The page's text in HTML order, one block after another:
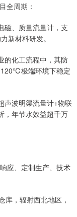
全周期：
磁、质量流量计，支
新材料研发。
的化工流程中，其防
极端环境下稳定
声波明渠流量计+物联
，年节水效益超千万
应、定制生产、技术
库，辐射西北地区，